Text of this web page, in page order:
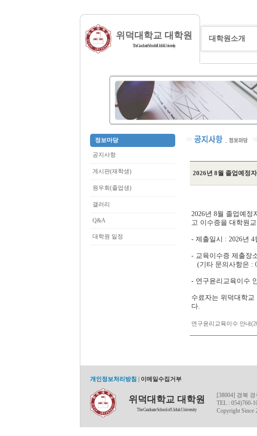
위덕대학교 대학원
The Graduate School of Uiduk University
대학원소개
정보마당
공지사항
게시판(재학생)
원우회(졸업생)
갤러리
Q&A
대학원 일정
2026년 8월 졸업예정
2026년 8월 졸업예
고 이수증을 대학원
- 제출일시 : 2026년 4
- 교육이수증 제출장
(기타 문의사항은 :
- 연구윤리교육이수
수료자는 위덕대학교
다.
연구윤리교육이수 안내
개인정보처리방침 이메일수집거부
위덕대학교 대학원
The Graduate School of Uiduk University
[38004] 경북
TEL : 054)760-
Copyright Since